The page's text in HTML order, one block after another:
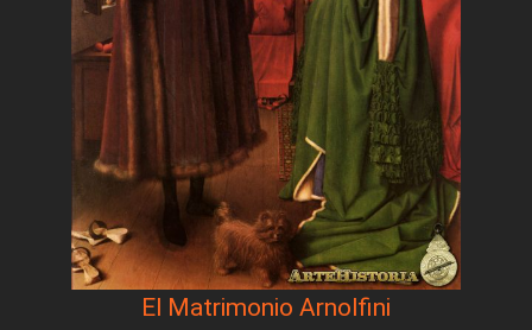
El Matrimonio Arnolfini